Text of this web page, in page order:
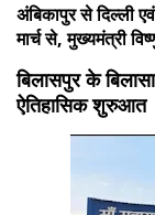
अंबिकापुर से दिल्ली
मार्च से, मुख्यमंत्री
बिलासपुर के
ऐतिहासिक शुरुआत